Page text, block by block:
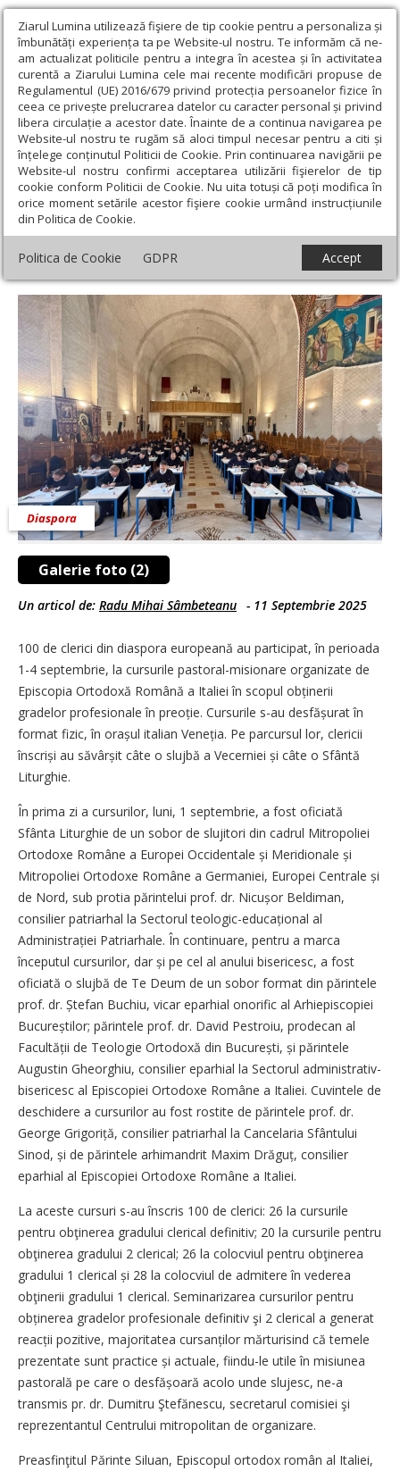
Ziarul Lumina utilizează fişiere de tip cookie pentru a personaliza și
îmbunătăți experiența ta pe Website-ul nostru. Te informăm că ne-
am actualizat politicile pentru a integra în acestea și în activitatea
curentă a Ziarului Lumina cele mai recente modificări propuse de
Regulamentul (UE) 2016/679 privind protecția persoanelor fizice în
ceea ce privește prelucrarea datelor cu caracter personal și privind
libera circulație a acestor date. Înainte de a continua navigarea pe
Website-ul nostru te rugăm să aloci timpul necesar pentru a citi și
înțelege conținutul Politicii de Cookie. Prin continuarea navigării pe
Website-ul nostru confirmi acceptarea utilizării fişierelor de tip
cookie conform Politicii de Cookie. Nu uita totuși că poți modifica în
orice moment setările acestor fişiere cookie urmând instrucțiunile
din Politica de Cookie.
Politica de Cookie GDPR Accept
Ziarul Lumina › Actualitate religioasă › Diaspora › Examene
pentru obținerea gradelor clericale în Episcopia Ortodoxă Română
a Italiei
Examene pentru obținerea gradelor
clericale în Episcopia Ortodoxă Română a
Italiei
Galerie foto (2)
Diaspora
Un articol de: Radu Mihai Sâmbeteanu - 11 Septembrie 2025
100 de clerici din diaspora europeană au participat, în perioada
1-4 septembrie, la ­cursurile pastoral-misionare organizate de
Episcopia Ortodoxă Română a Italiei în scopul obținerii
gradelor profesionale în preoție. ­Cursurile s-au desfășurat în
format fizic, în orașul italian Veneția. Pe parcursul lor, clericii
înscriși au săvârșit câte o slujbă a Vecerniei și câte o Sfântă
Liturghie.
În prima zi a cursurilor, luni, 1 septembrie, a fost oficiată
Sfânta Liturghie de un sobor de slujitori din cadrul Mitropoliei
Ortodoxe Române a Europei Occidentale și Meridionale și
Mitropoliei Ortodoxe Române a Germaniei, Europei Centrale și
de Nord, sub protia părintelui prof. dr. Nicușor Beldiman,
consilier patriarhal la Sectorul teologic-educațional al
Administrației Patriarhale. În continuare, pentru a marca
începutul cursurilor, dar și pe cel al anului bisericesc, a fost
oficiată o slujbă de Te Deum de un sobor format din părintele
prof. dr. Ștefan Buchiu, vicar eparhial onorific al Arhiepiscopiei
Bucureștilor; părintele prof. dr. David Pestroiu, prodecan al
Facultății de Teologie Ortodoxă din București, și părintele
Augustin Gheorghiu, consilier eparhial la Sectorul administrativ-
bisericesc al Episcopiei Ortodoxe Române a Italiei. Cuvintele de
deschidere a cursurilor au fost rostite de părintele prof. dr.
George Grigoriță, consilier patriarhal la Cancelaria Sfântului
Sinod, și de părintele arhimandrit Maxim Drăguț, consilier
eparhial al Episcopiei Ortodoxe Române a Italiei.
La aceste cursuri s-au înscris 100 de clerici: 26 la cursurile
pentru obţinerea gradului clerical definitiv; 20 la cursurile pentru
obţinerea gradului 2 clerical; 26 la colocviul pentru obţinerea
gradului 1 clerical și 28 la colocviul de admitere în vederea
obţinerii gradului 1 clerical. Seminarizarea cursurilor pentru
obți­nerea gradelor profesionale definitiv şi 2 clerical a generat
reacții pozitive, majoritatea cursanților mărturisind că temele
prezentate sunt practice și actuale, fiindu-le utile în misiunea
pastorală pe care o desfășoară acolo unde slujesc, ne-a
transmis pr. dr. Dumitru Ştefănescu, secretarul comisiei şi
reprezentantul Centrului mitropolitan de organizare.
Preasfinţitul Părinte Siluan, Episcopul ortodox român al Italiei,